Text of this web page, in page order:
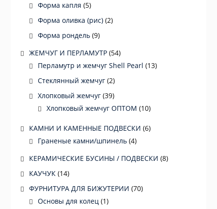
Форма капля (5)
Форма оливка (рис) (2)
Форма рондель (9)
ЖЕМЧУГ И ПЕРЛАМУТР (54)
Перламутр и жемчуг Shell Pearl (13)
Стеклянный жемчуг (2)
Хлопковый жемчуг (39)
Хлопковый жемчуг ОПТОМ (10)
КАМНИ И КАМЕННЫЕ ПОДВЕСКИ (6)
Граненые камни/шпинель (4)
КЕРАМИЧЕСКИЕ БУСИНЫ / ПОДВЕСКИ (8)
КАУЧУК (14)
ФУРНИТУРА ДЛЯ БИЖУТЕРИИ (70)
Основы для колец (1)